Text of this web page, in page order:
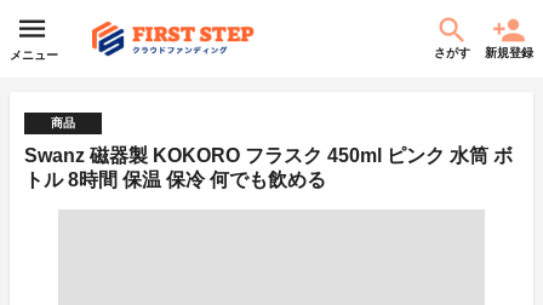
メニュー さがす 新規登録
商品
Swanz 磁器製 KOKORO フラスク 450ml ピンク 水筒 ボ
トル 8時間 保温 保冷 何でも飲める